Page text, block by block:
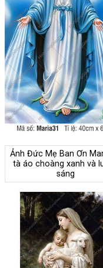
Ảnh Đức Mẹ Ban Ơn
tà áo choàng xanh và
sáng